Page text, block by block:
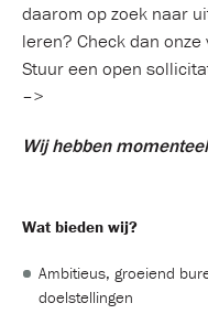
daarom op zoek naar
leren? Check dan
Stuur een open
–>
Wij hebben
Wat bieden wij?
Ambitieus, groeiend
doelstellingen